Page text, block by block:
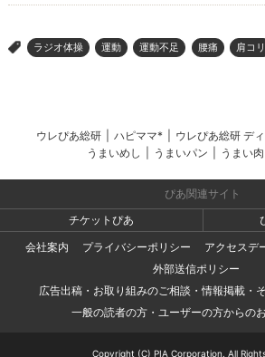
> ラジオ体操 運動 運動不足 腰痛 肩コリ
ウレぴあ総研 ハピママ* ウレぴあ総研 デ
うまいめし
うまいパン うまい肉
ぴあ関連サイト
チケットぴあ
会社案内
プライバシーポリシー
アクセスデ
外部送信ポリシー
広告出稿・お取り組みのご相談・情報掲載・
一般の読者の方・ユーザーの方からの
Copyright (C) PIA Corporation. All